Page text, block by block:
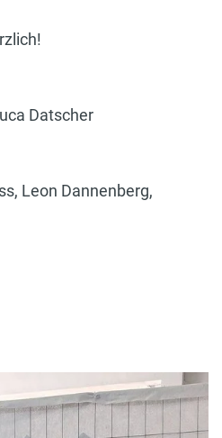
Datscher
Leon Dannenberg,